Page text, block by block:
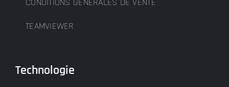
TEAMVIEWER
Technologie